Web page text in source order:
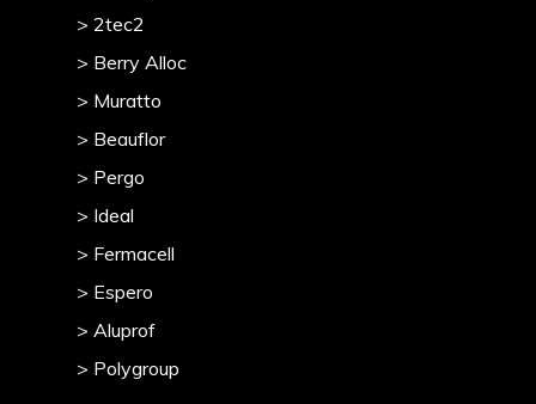
> 2tec2
> Berry Alloc
> Muratto
> Beauflor
> Pergo
> Ideal
> Fermacell
> Espero
> Aluprof
> Polygroup